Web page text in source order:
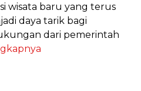
wisata baru yang terus
daya tarik bagi
dari pemerintah